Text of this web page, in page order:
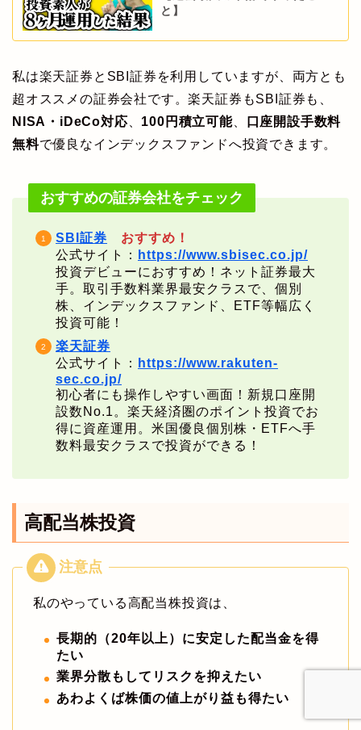
と】
私は楽天証券とSBI証券を利用していますが、両方とも
超オススメの証券会社です。楽天証券もSBI証券も、
NISA・iDeCo対応
100円積立可能、
口座開設手数料
無料で優良なインデックスファンドへ投資できます。
おすすめの証券会社をチェック
SBI証券
おすすめ！
公式サイト：
https://www.sbisec.co.jp/
投資デビューにおすすめ！ネット証券最大
手。取引手数料業界最安クラスで、個別
株、インデックスファンド、ETF等幅広く
投資可能！
楽天証券
公式サイト：
https://www.rakuten-
sec.co.jp/
初心者にも操作しやすい画面！新規口座開
設数No.1。楽天経済圏のポイント投資でお
得に資産運用。米国優良個別株・ETFへ手
数料最安クラスで投資ができる！
高配当株投資
私のやっている高配当株投資は、
長期的（20年以上）に安定した配当金を得
たい
業界分散もしてリスクを抑えたい
あわよくば株価の値上がり益も得たい